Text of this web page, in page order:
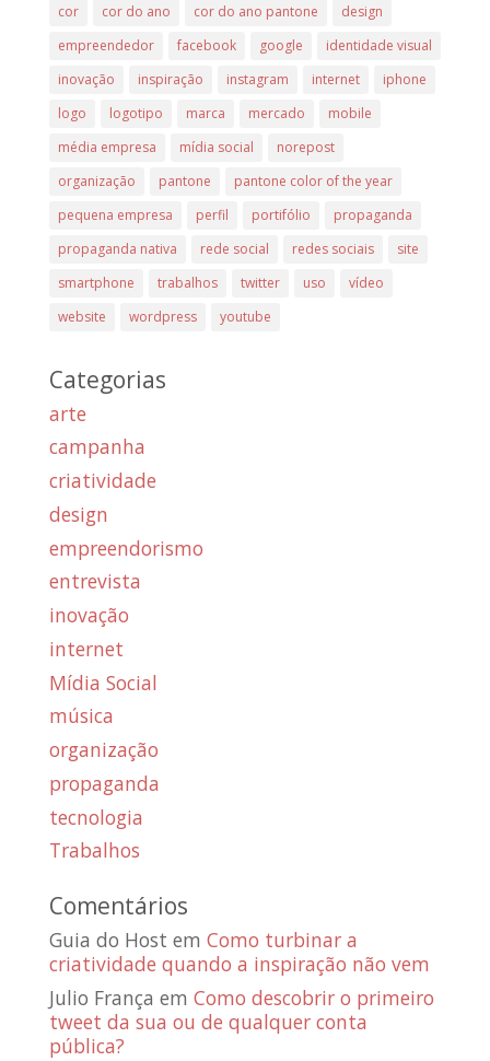
cor
cor do ano cor do ano pantone
design
empreendedor
facebook google
identidade visual
inovação
inspiração instagram internet
iphone
logo
logotipo marca mercado
mobile
média empresa
mídia social
norepost
organização
pantone
pantone color of the year
pequena empresa
perfil portifólio
propaganda
propaganda nativa
rede social redes sociais
site
smartphone
trabalhos twitter uso
vídeo
website
wordpress youtube
Categorias
arte
campanha
criatividade
design
empreendorismo
entrevista
inovação
internet
Mídia Social
música
organização
propaganda
tecnologia
Trabalhos
Comentários
Guia do Host em Como turbinar a
criatividade quando a inspiração não vem
Julio França em Como descobrir o primeiro
tweet da sua ou de qualquer conta
pública?